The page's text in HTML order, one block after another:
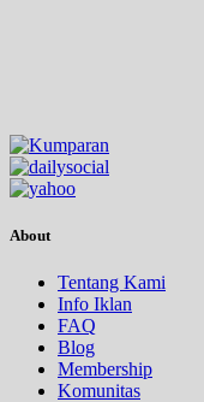
About
Tentang Kami
Info Iklan
FAQ
Blog
Membership
Komunitas